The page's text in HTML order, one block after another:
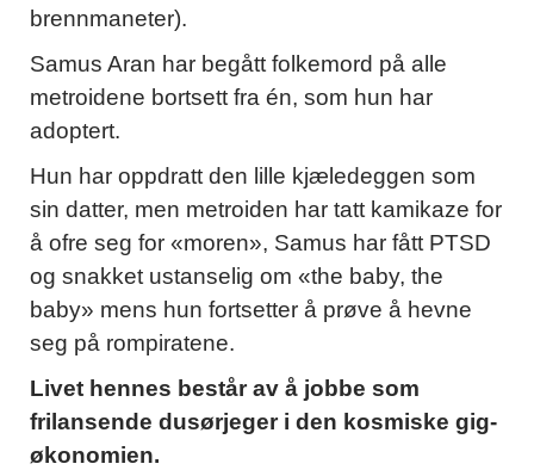
brennmaneter).
Samus Aran har begått folkemord på alle
metroidene bortsett fra én, som hun har
adoptert.
Hun har oppdratt den lille kjæledeggen som
sin datter, men metroiden har tatt kamikaze for
å ofre seg for «moren», Samus har fått PTSD
og snakket ustanselig om «the baby, the
baby» mens hun fortsetter å prøve å hevne
seg på rompiratene.
Livet hennes består av å jobbe som
frilansende dusørjeger i den kosmiske gig-
økonomien.